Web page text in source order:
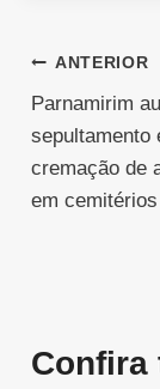
de
Post
ANTERIOR
Parnamirim
sepultamento
cremação de
em cemitérios
Confira